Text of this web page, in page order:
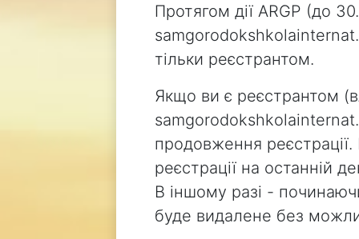
Протягом дії ARGP (до
тільки реєстрантом.
Якщо ви є реєстрантом
продовження
реєстрації на останній
В іншому разі -
буде видалене без